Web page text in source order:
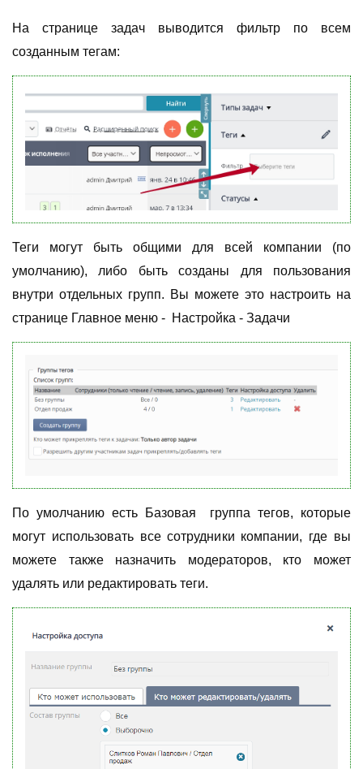
На странице задач выводится фильтр по всем
созданным тегам:
Теги могут быть общими для всей компании (по
умолчанию), либо быть созданы для пользования
внутри отдельных групп. Вы можете это настроить на
странице Главное меню - Настройка - Задачи
По умолчанию есть Базовая группа тегов, которые
могут использовать все сотрудники компании, где вы
можете также назначить модераторов, кто может
удалять или редактировать теги.